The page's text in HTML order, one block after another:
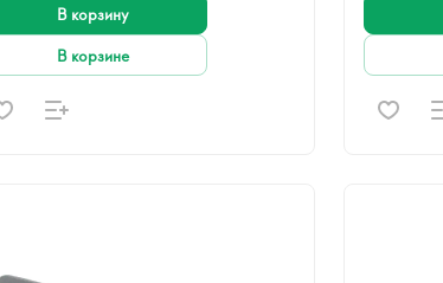
В корзину
В корзине